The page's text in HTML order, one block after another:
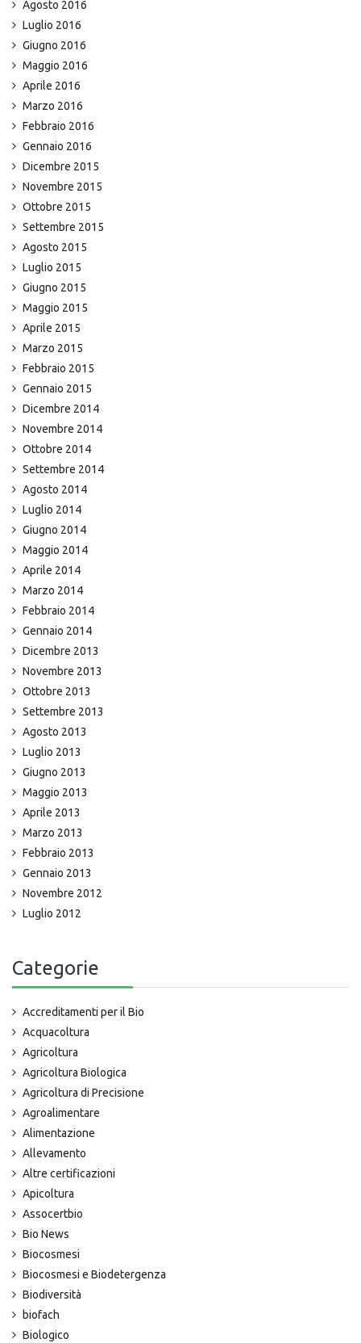
Agosto 2016
Luglio 2016
Giugno 2016
Maggio 2016
Aprile 2016
Marzo 2016
Febbraio 2016
Gennaio 2016
Dicembre 2015
Novembre 2015
Ottobre 2015
Settembre 2015
Agosto 2015
Luglio 2015
Giugno 2015
Maggio 2015
Aprile 2015
Marzo 2015
Febbraio 2015
Gennaio 2015
Dicembre 2014
Novembre 2014
Ottobre 2014
Settembre 2014
Agosto 2014
Luglio 2014
Giugno 2014
Maggio 2014
Aprile 2014
Marzo 2014
Febbraio 2014
Gennaio 2014
Dicembre 2013
Novembre 2013
Ottobre 2013
Settembre 2013
Agosto 2013
Luglio 2013
Giugno 2013
Maggio 2013
Aprile 2013
Marzo 2013
Febbraio 2013
Gennaio 2013
Novembre 2012
Luglio 2012
Categorie
Accreditamenti per il Bio
Acquacoltura
Agricoltura
Agricoltura Biologica
Agricoltura di Precisione
Agroalimentare
Alimentazione
Allevamento
Altre certificazioni
Apicoltura
Assocertbio
Bio News
Biocosmesi
Biocosmesi e Biodetergenza
Biodiversità
biofach
Biologico